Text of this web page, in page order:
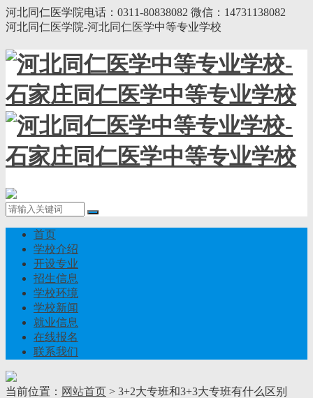
河北同仁医学院电话：0311-80838082 微信：14731138082
河北同仁医学院-河北同仁医学中等专业学校
首页
学校介绍
开设专业
招生信息
学校环境
学校新闻
就业信息
在线报名
联系我们
当前位置： 网站首页 > 3+2大专班和3+3大专班有什么区别